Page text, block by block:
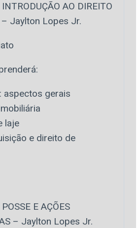
AO DIREITO
– Jaylton Lopes Jr.
aspectos gerais
laje
e direito de
E AÇÕES
– Jaylton Lopes Jr.